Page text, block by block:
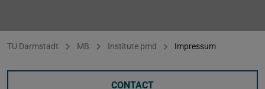
You are here:
TU Darmstadt MB Institute pmd Impressum
CONTACT